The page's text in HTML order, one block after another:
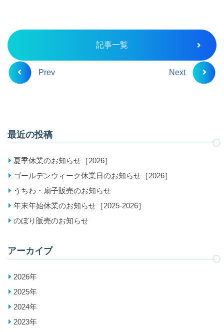
記事一覧
Prev Next
最近の投稿
夏季休業のお知らせ［2026］
ゴールデンウィーク休業日のお知らせ［2026］
うちわ・扇子販売のお知らせ
年末年始休業のお知らせ［2025-2026］
のぼり販売のお知らせ
アーカイブ
2026年
2025年
2024年
2023年